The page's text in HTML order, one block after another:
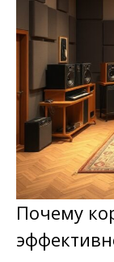
Почему